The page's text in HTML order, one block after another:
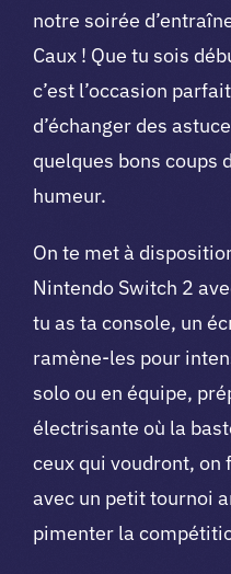
notre soirée
Caux ! Que tu sois
c’est l’occasion
d’échanger des
quelques bons coups
humeur.
On te met à
Nintendo Switch 2
tu as ta console, un
ramène-les pour
solo ou en équipe,
électrisante où la
ceux qui voudront,
avec un petit tournoi
pimenter la